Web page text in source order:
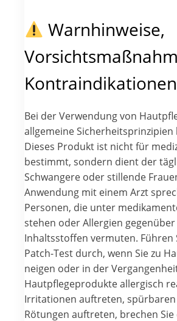
Warnhinweise,
Kontraindikationen
Bei der Verwendung von
allgemeine
Dieses Produkt ist nicht für
bestimmt, sondern dient der
Schwangere oder stillende
Anwendung mit einem Arzt
Personen, die unter
stehen oder Allergien
Inhaltsstoffen vermuten. Führen
Patch-Test durch, wenn Sie zu
neigen oder in der
Hautpflegeprodukte allergisch
Irritationen auftreten, spürbaren
Rötungen auftreten, brechen